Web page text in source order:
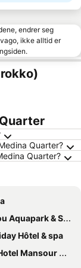
endrer seg
ikke alltid er
Quarter?
Quarter?
Aquapark & Spa
Hôtel & spa
Eddahbi Marrakech